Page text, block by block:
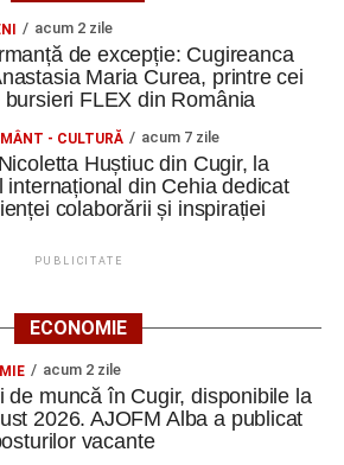
acum 2 zile
de excepție: Cugireanca
Maria Curea, printre cei
bursieri FLEX din România
- CULTURĂ acum 7 zile
Huștiuc din Cugir, la
internațional din Cehia dedicat
colaborării și inspirației
PUBLICITATE
ECONOMIE
acum 2 zile
de muncă în Cugir, disponibile la
2026. AJOFM Alba a publicat
vacante